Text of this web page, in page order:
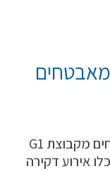
בתאריך ה-2021/12/23 שני מאבטחים מקבוצת G1
אירוע דקירה